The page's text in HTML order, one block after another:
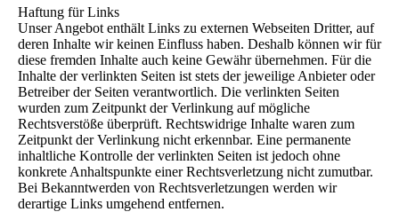
Haftung für Links
Unser Angebot enthält Links zu externen Webseiten Dritter, auf
deren Inhalte wir keinen Einfluss haben. Deshalb können wir für
diese fremden Inhalte auch keine Gewähr übernehmen. Für die
Inhalte der verlinkten Seiten ist stets der jeweilige Anbieter oder
Betreiber der Seiten verantwortlich. Die verlinkten Seiten
wurden zum Zeitpunkt der Verlinkung auf mögliche
Rechtsverstöße überprüft. Rechtswidrige Inhalte waren zum
Zeitpunkt der Verlinkung nicht erkennbar. Eine permanente
inhaltliche Kontrolle der verlinkten Seiten ist jedoch ohne
konkrete Anhaltspunkte einer Rechtsverletzung nicht zumutbar.
Bei Bekanntwerden von Rechtsverletzungen werden wir
derartige Links umgehend entfernen.